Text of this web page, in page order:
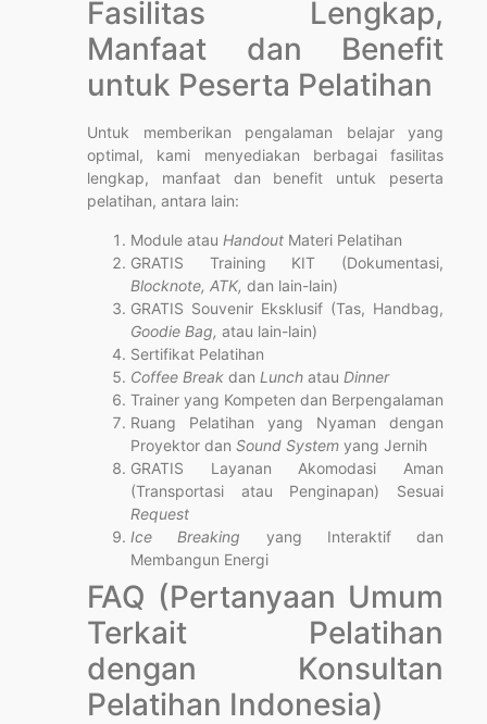
Fasilitas Lengkap,
Manfaat dan Benefit
untuk Peserta Pelatihan
Untuk memberikan pengalaman belajar yang
optimal, kami menyediakan berbagai fasilitas
lengkap, manfaat dan benefit untuk peserta
pelatihan, antara lain:
Module atau Handout Materi Pelatihan
GRATIS Training KIT (Dokumentasi,
Blocknote, ATK, dan lain-lain)
GRATIS Souvenir Eksklusif (Tas, Handbag,
Goodie Bag, atau lain-lain)
Sertifikat Pelatihan
Coffee Break dan Lunch atau Dinner
Trainer yang Kompeten dan Berpengalaman
Ruang Pelatihan yang Nyaman dengan
Proyektor dan Sound System yang Jernih
GRATIS Layanan Akomodasi Aman
(Transportasi atau Penginapan) Sesuai
Request
Ice Breaking yang Interaktif dan
Membangun Energi
FAQ (Pertanyaan Umum
Terkait Pelatihan
dengan Konsultan
Pelatihan Indonesia)